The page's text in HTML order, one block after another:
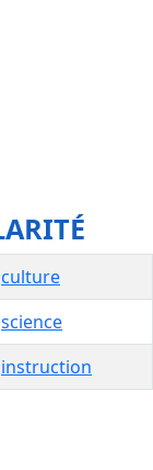
culture
science
instruction